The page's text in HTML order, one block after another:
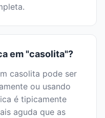
em "casolita"?
casolita pode ser
ou usando
é tipicamente
aguda que as